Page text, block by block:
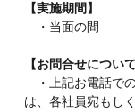
【実施期間】
・当面の間
【お問合せについて
・上記お電話で
は、各社員宛もし